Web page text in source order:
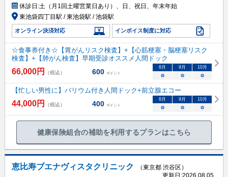
休診日:土（月1回土曜営業日あり）、日、祝日、年末年始
東池袋四丁目駅 / 東池袋駅 / 池袋駅
オンライン決済対応 インボイス制度に対応
☆食事券付き☆【胃がんリスク検査】+【心筋梗塞・脳梗塞リスク
検査】+【肺がん検査】早期受診オススメ人間ドック
66,000円 （税込） 600 ポイント
8 月 9 月 10月
○ ○ ○
【忙しい男性に】バリウム付き人間ドック+前立腺エコー
44,000円 （税込） 400 ポイント
8 月 9 月 10月
○ ○ ○
健康保険組合の補助を利用するプランはこちら
恵比寿ブエナヴィスタクリニック
（東京都 渋谷区）